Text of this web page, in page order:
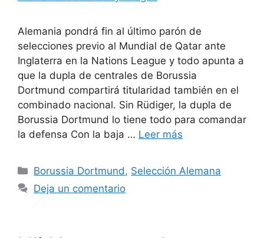
Alemania pondrá fin al último parón de
selecciones previo al Mundial de Qatar ante
Inglaterra en la Nations League y todo apunta a
que la dupla de centrales de Borussia
Dortmund compartirá titularidad también en el
combinado nacional. Sin Rüdiger, la dupla de
Borussia Dortmund lo tiene todo para comandar
la defensa Con la baja … Leer más
Categorías
Borussia Dortmund , Selección Alemana
Deja un comentario